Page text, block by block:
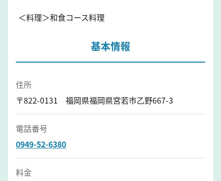
＜料理＞和食コース料理
基本情報
住所
〒822-0131 福岡県福岡県宮若市乙野667-3
電話番号
0949-52-6380
料金